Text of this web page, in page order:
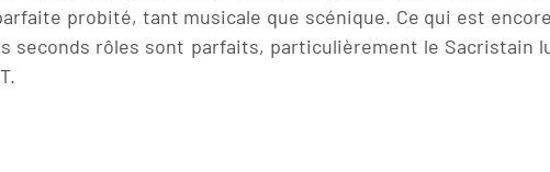
probité, tant musicale que scénique. Ce qui est
rôles sont parfaits, particulièrement le Sacristain